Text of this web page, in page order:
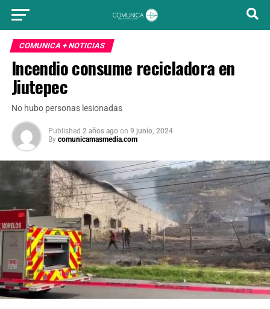
COMUNICA + NOTICIAS
Incendio consume recicladora en
Jiutepec
No hubo personas lesionadas
Published 2 años ago on 9 junio, 2024
By comunicamasmedia.com